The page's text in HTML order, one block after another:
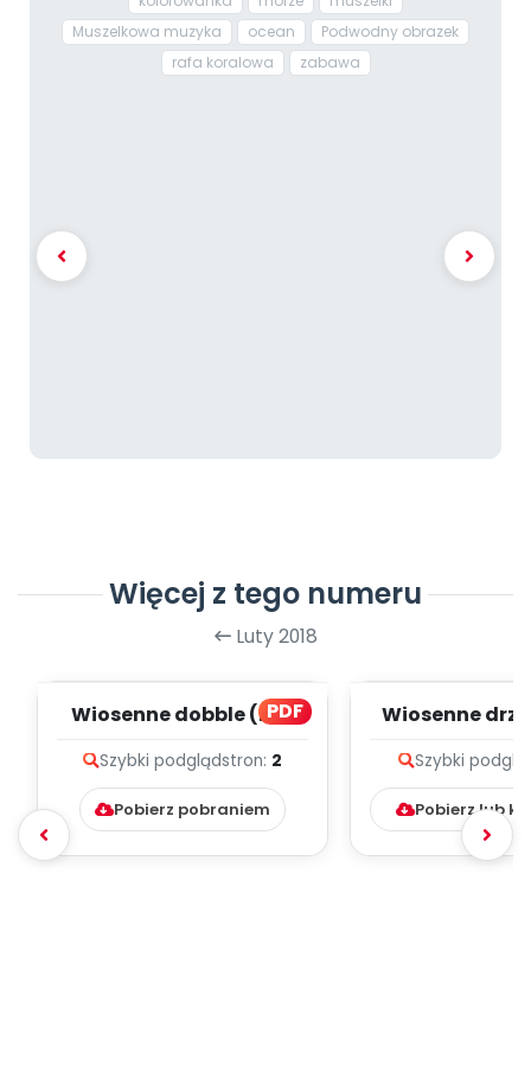
Muszelkowa muzyka
ocean
Podwodny obrazek
rafa koralowa
zabawa
Więcej z tego numeru
Luty 2018
PDF
Wiosenne dobble (PD)
Szybki podglądstron: 2
Pobierz pobraniem
Wiosenne
Szybki
Pobierz lub